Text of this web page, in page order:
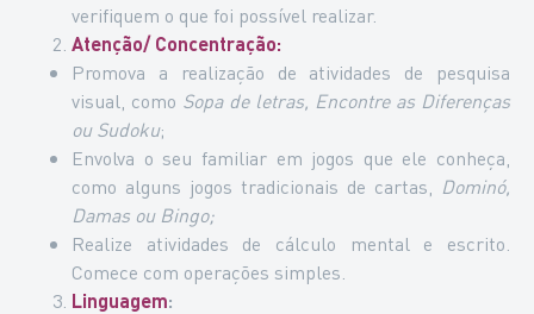
verifiquem o que foi possível realizar.
Atenção/ Concentração:
Promova a realização de atividades de pesquisa
visual, como Sopa de letras, Encontre as Diferenças
ou Sudoku;
Envolva o seu familiar em jogos que ele conheça,
como alguns jogos tradicionais de cartas, Dominó,
Damas ou Bingo;
Realize atividades de cálculo mental e escrito.
Comece com operações simples.
Linguagem: